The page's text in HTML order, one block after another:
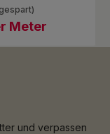
Meter
und verpassen